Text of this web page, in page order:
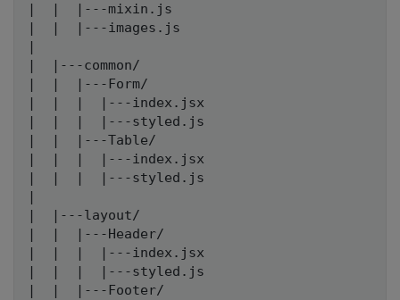
|  |  |---mixin.js
|  |  |---images.js
|  |---common/
|  |  |---Form/
|  |  |  |---index.jsx
|  |  |  |---styled.js
|  |  |---Table/
|  |  |  |---index.jsx
|  |  |  |---styled.js
|  |---layout/
|  |  |---Header/
|  |  |  |---index.jsx
|  |  |  |---styled.js
|  |  |---Footer/